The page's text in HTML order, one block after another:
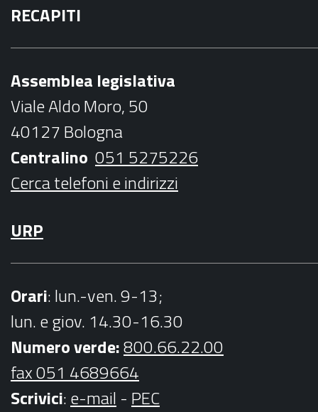
c
e
k
i
t
t
a
m
t
b
e
l
RECAPITI
Assemblea legislativa
Viale Aldo Moro, 50
40127 Bologna
Centralino 051 5275226
Cerca telefoni e indirizzi
URP
Orari: lun.-ven. 9-13;
lun. e giov. 14.30-16.30
Numero verde:800.66.22.00
fax 051 4689664
Scrivici:e-mail - PEC